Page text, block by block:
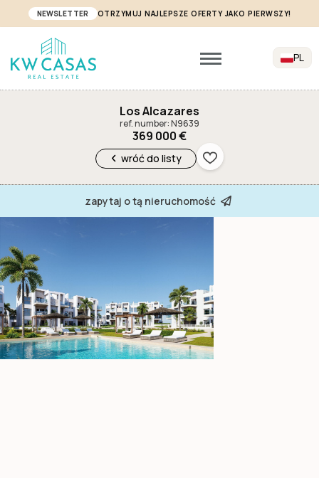
NEWSLETTER OTRZYMUJ NAJLEPSZE OFERTY JAKO PIERWSZY!
PL
Los Alcazares
ref. number: N9639
369 000 €
wróć do listy
zapytaj o tą nieruchomość